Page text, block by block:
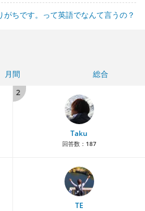
ちです。って英語でなんて言うの？
月間
総合
2
Taku
回答数： 187
TE